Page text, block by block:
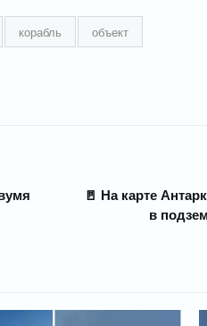
корабль объект
🚪 На карте
в